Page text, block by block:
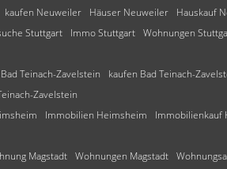
kaufen Neuweiler Häuser Neuweiler Hauskauf
Stuttgart Immo Stuttgart Wohnungen
Teinach-Zavelstein kaufen Bad Teinach-
Zavelstein
Immobilien Heimsheim Immobilienkauf
Magstadt Wohnungen Magstadt